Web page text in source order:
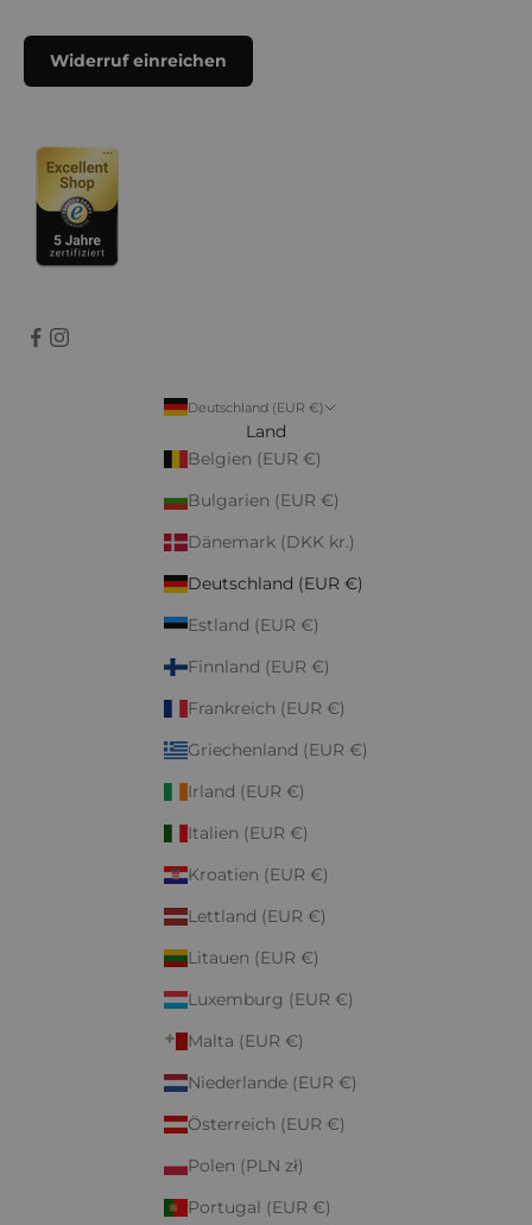
Widerruf einreichen
Deutschland (EUR €)
Land
Belgien (EUR €)
Bulgarien (EUR €)
Dänemark (DKK kr.)
Deutschland (EUR €)
Estland (EUR €)
Finnland (EUR €)
Frankreich (EUR €)
Griechenland (EUR €)
Irland (EUR €)
Italien (EUR €)
Kroatien (EUR €)
Lettland (EUR €)
Litauen (EUR €)
Luxemburg (EUR €)
Malta (EUR €)
Niederlande (EUR €)
Österreich (EUR €)
Polen (PLN zł)
Portugal (EUR €)